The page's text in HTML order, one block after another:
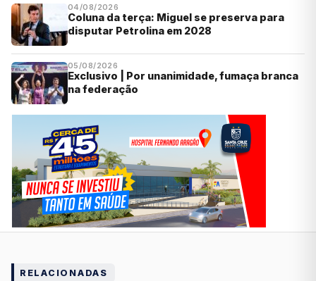
04/08/2026
Coluna da terça: Miguel se preserva para
disputar Petrolina em 2028
05/08/2026
Exclusivo | Por unanimidade, fumaça branca
na federação
RELACIONADAS